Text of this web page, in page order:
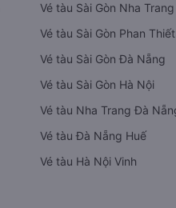
Vé tàu Sài Gòn Nha Trang
Vé tàu Sài Gòn Phan Thiết
Vé tàu Sài Gòn Đà Nẵng
Vé tàu Sài Gòn Hà Nội
Vé tàu Nha Trang Đà
Vé tàu Đà Nẵng Huế
Vé tàu Hà Nội Vinh